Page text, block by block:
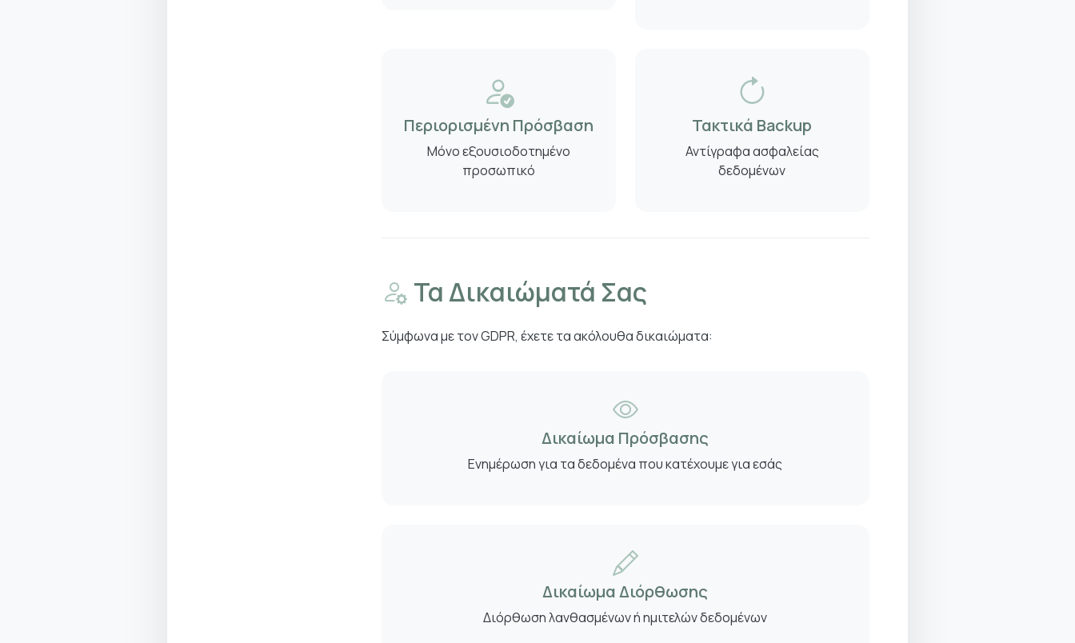
Περιορισμένη Πρόσβαση
Μόνο εξουσιοδοτημένο
προσωπικό
Τακτικά Backup
Αντίγραφα ασφαλείας
δεδομένων
Τα Δικαιώματά Σας
Σύμφωνα με τον GDPR, έχετε τα ακόλουθα δικαιώματα:
Δικαίωμα Πρόσβασης
Ενημέρωση για τα δεδομένα που κατέχουμε για εσάς
Δικαίωμα Διόρθωσης
Διόρθωση λανθασμένων ή ημιτελών δεδομένων